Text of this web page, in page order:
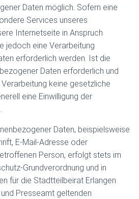
Daten möglich. Sofern eine
Services unseres
Internetseite in Anspruch
jedoch eine Verarbeitung
erforderlich werden. Ist die
Daten erforderlich und
keine gesetzliche
eine Einwilligung der
Daten, beispielsweise
E-Mail-Adresse oder
Person, erfolgt stets im
Grundverordnung und in
für die Stadtteilbeirat Erlangen
Presseamt geltenden